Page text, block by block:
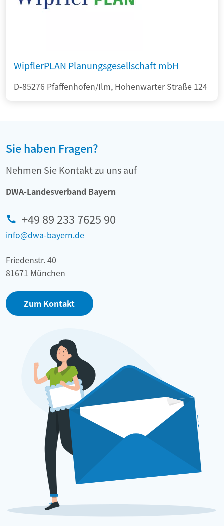
WipflerPLAN Planungsgesellschaft mbH
D-85276 Pfaffenhofen/Ilm, Hohenwarter Straße 124
Sie haben Fragen?
Nehmen Sie Kontakt zu uns auf
DWA-Landesverband Bayern
+49 89 233 7625 90
info@dwa-bayern.de
Friedenstr. 40
81671 München
Zum Kontakt